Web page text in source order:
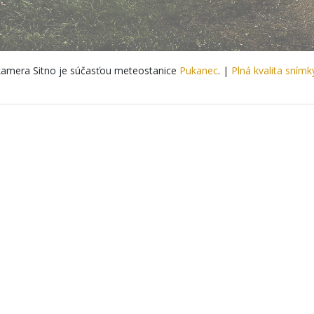
Sitno je súčasťou meteostanice Pukanec. | Plná kvalita